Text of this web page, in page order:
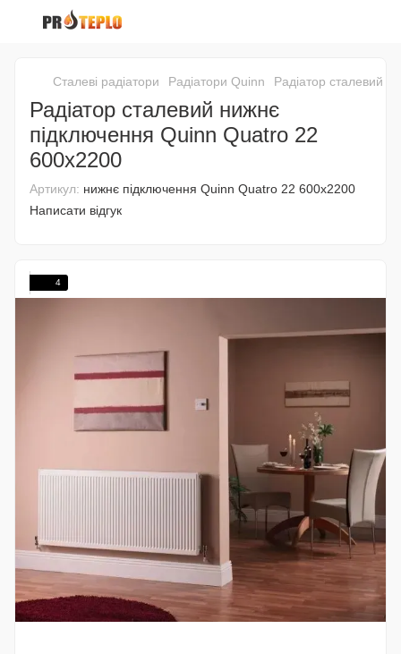
Сталеві радіатори Радіатори Quinn Радіатор сталевий
Радіатор сталевий нижнє
підключення Quinn Quatro 22
600x2200
Артикул: нижнє підключення Quinn Quatro 22 600x2200
Написати відгук
4